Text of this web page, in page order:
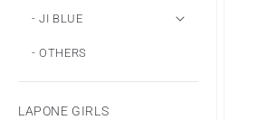
- JI BLUE
- OTHERS
LAPONE GIRLS